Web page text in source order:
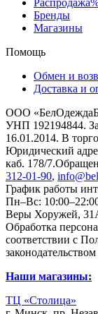
Бренды
Магазины
Помощь
Обмен и
Доставка и
ООО
УНП 192194844.
16.01.2014. В
Юридический
каб. 178/
312-01-90,
График работы
Пн–Вс:
Веры Хоружей,
Обработка
соответствии с
Наши магазины:
ТЦ «Столица»